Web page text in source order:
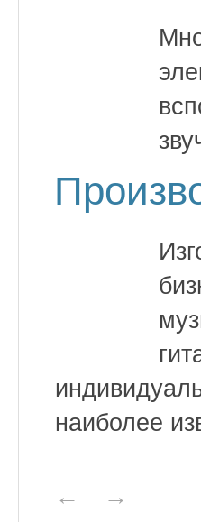
наиболее
← →